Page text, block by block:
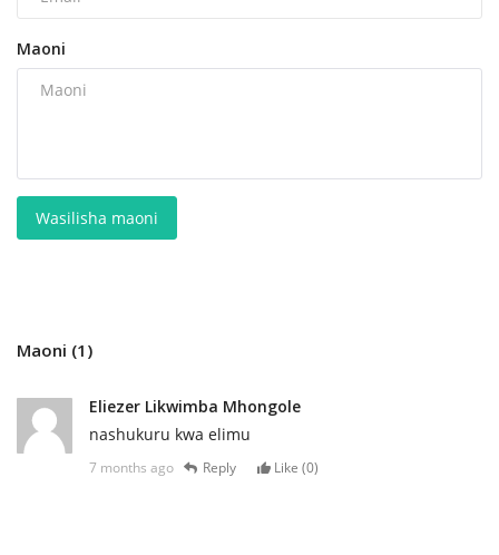
Maoni
Wasilisha maoni
Maoni (1)
Eliezer Likwimba Mhongole
nashukuru kwa elimu
7 months ago Reply Like (0)